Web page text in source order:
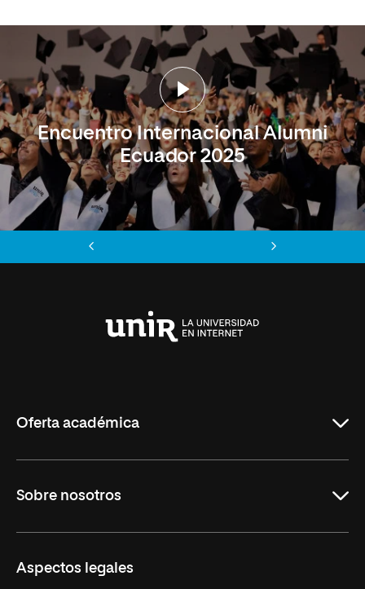
Encuentro Internacional Alumni
Ecuador 2025
Oferta académica
Formación Continua
Sobre nosotros
Trabaja en UNIR
Aspectos legales